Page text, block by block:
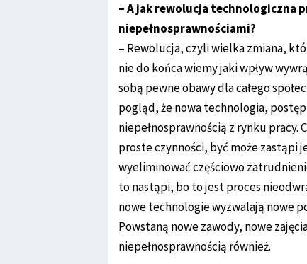
– A jak rewolucja technologiczna
niepełnosprawnościami?
– Rewolucja, czyli wielka zmiana,
nie do końca wiemy jaki wpływ
sobą pewne obawy dla całego
pogląd, że nowa technologia,
niepełnosprawnością z rynku pracy.
proste czynności, być może zastąpi
wyeliminować częściowo
to nastąpi, bo to jest proces
nowe technologie wyzwalają nowe
Powstaną nowe zawody, nowe
niepełnosprawnością również.